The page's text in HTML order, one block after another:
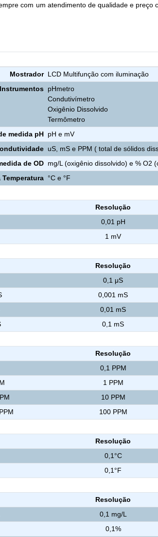
com um atendimento de qualidade e
Mostrador LCD Multifunção com iluminação
Instrumentos pHmetro
Condutivímetro
Oxigênio Dissolvido
Termômetro
medida pH pH e mV
uS, mS e PPM ( total de sólidos
de OD mg/L (oxigênio dissolvido) e % O2
°C e °F
Resolução
0,01 pH
1 mV
Resolução
0,1 μS
0,001 mS
0,01 mS
0,1 mS
Resolução
0,1 PPM
1 PPM
10 PPM
100 PPM
Resolução
0,1°C
0,1°F
Resolução
0,1 mg/L
0,1%